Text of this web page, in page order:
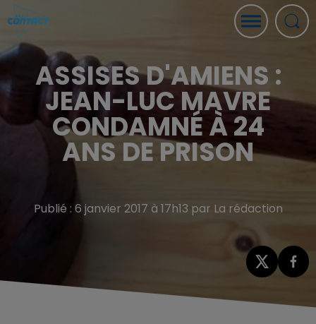
ASSISES D'AMIENS :
JEAN-LUC MAVRE
CONDAMNÉ À 24
ANS DE PRISON
Publié : 6 janvier 2017 à 17h13 par La rédaction